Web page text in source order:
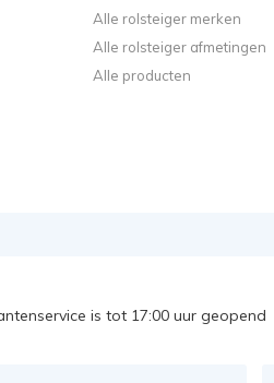
Alle rolsteiger merken
Alle rolsteiger afmetingen
Alle producten
is tot 17:00 uur geopend